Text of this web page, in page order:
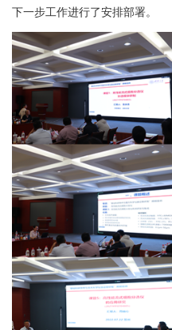
下一步工作进行了安排部署。